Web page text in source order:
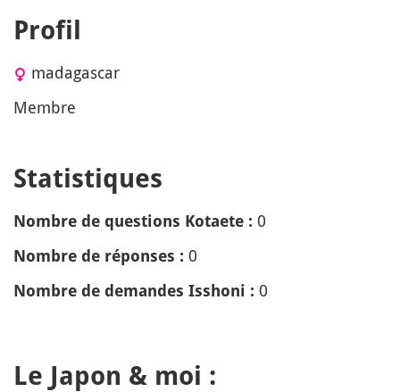
Profil
madagascar
Membre
Statistiques
Nombre de questions Kotaete : 0
Nombre de réponses : 0
Nombre de demandes Isshoni : 0
Le Japon & moi :